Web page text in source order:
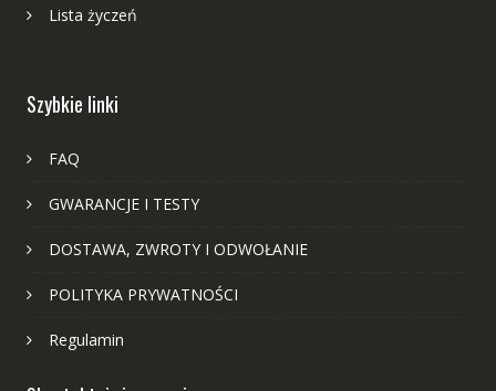
Lista życzeń
Szybkie linki
FAQ
GWARANCJE I TESTY
DOSTAWA, ZWROTY I ODWOŁANIE
POLITYKA PRYWATNOŚCI
Regulamin